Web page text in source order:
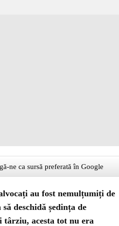
ne ca sursă preferată în Google
au fost nemulțumiți de
deschidă ședința de
acesta tot nu era